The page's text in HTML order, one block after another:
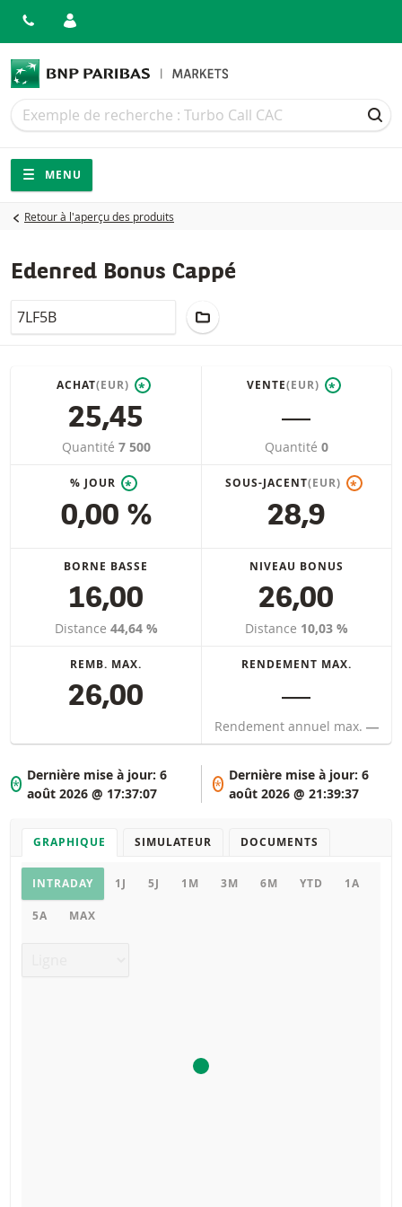
Recherche
Recherche
Navigation
Navigation sur le site
MENU
Retour à l'aperçu des produits
Edenred Bonus Cappé
LocalCode
ACHAT(EUR) *
25,45
Quantité 7 500
VENTE(EUR) *
―
Quantité 0
% JOUR *
0,00 %
SOUS-JACENT(EUR) *
28,9
BORNE BASSE
16,00
Distance 44,64 %
NIVEAU BONUS
26,00
Distance 10,03 %
REMB. MAX.
26,00
RENDEMENT MAX.
―
Rendement annuel max. ―
*
Dernière mise à jour:6
août 2026 @ 17:37:07
*
Dernière mise à jour: 6
août 2026 @ 21:39:37
GRAPHIQUE SIMULATEUR DOCUMENTS
Graphique
INTRADAY 1J 5J 1M 3M 6M YTD 1A
5A MAX